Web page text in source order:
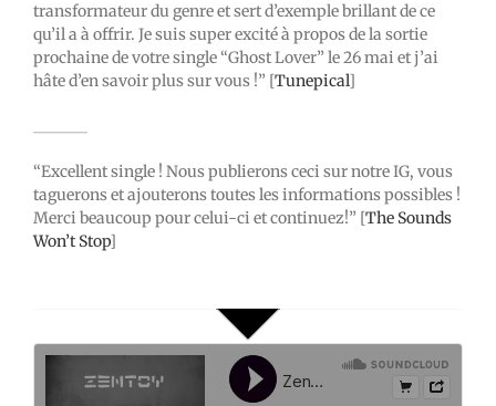
transformateur du genre et sert d’exemple brillant de ce
qu’il a à offrir. Je suis super excité à propos de la sortie
prochaine de votre single “Ghost Lover” le 26 mai et j’ai
hâte d’en savoir plus sur vous !” [Tunepical]
“Excellent single ! Nous publierons ceci sur notre IG, vous
taguerons et ajouterons toutes les informations possibles !
Merci beaucoup pour celui-ci et continuez!” [The Sounds
Won’t Stop]